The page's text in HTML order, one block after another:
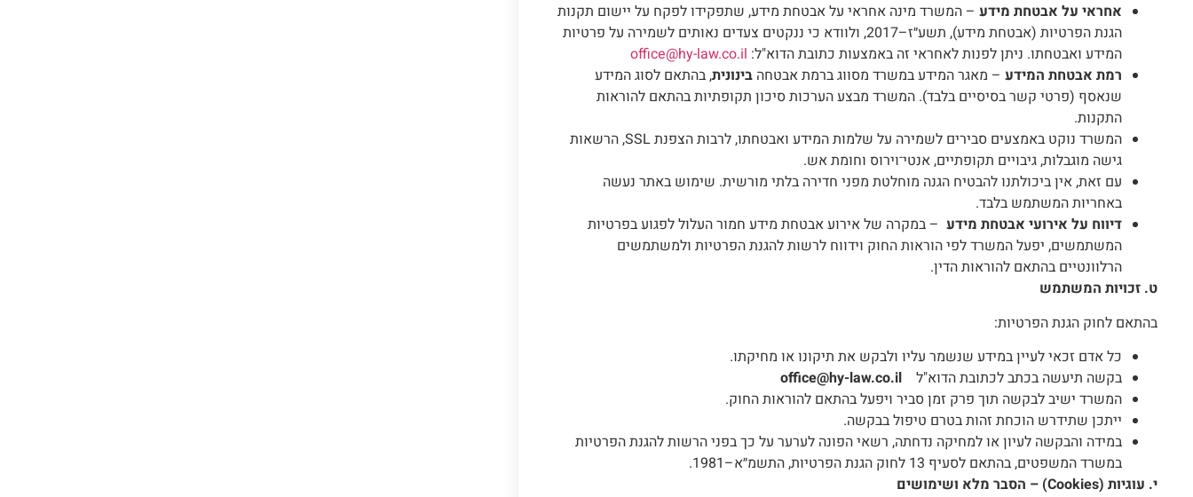
אחראי על אבטחת מידע – המשרד מינה אחראי על אבטחת מידע, שתפקידו לפקח על יישום תקנות
הגנת הפרטיות (אבטחת מידע), תשע״ז–2017, ולוודא כי ננקטים צעדים נאותים לשמירה על פרטיות
המידע ואבטחתו. ניתן לפנות לאחראי זה באמצעות כתובת הדוא"ל: office@hy-law.co.il
רמת אבטחת המידע – מאגר המידע במשרד מסווג ברמת אבטחה בינונית, בהתאם לסוג המידע
שנאסף (פרטי קשר בסיסיים בלבד). המשרד מבצע הערכות סיכון תקופתיות בהתאם להוראות
התקנות.
המשרד נוקט באמצעים סבירים לשמירה על שלמות המידע ואבטחתו, לרבות הצפנת SSL, הרשאות
גישה מוגבלות, גיבויים תקופתיים, אנטי־וירוס וחומת אש.
עם זאת, אין ביכולתנו להבטיח הגנה מוחלטת מפני חדירה בלתי מורשית. שימוש באתר נעשה
באחריות המשתמש בלבד.
דיווח על אירועי אבטחת מידע – במקרה של אירוע אבטחת מידע חמור העלול לפגוע בפרטיות
המשתמשים, יפעל המשרד לפי הוראות החוק וידווח לרשות להגנת הפרטיות ולמשתמשים
הרלוונטיים בהתאם להוראות הדין.
ט. זכויות המשתמש
בהתאם לחוק הגנת הפרטיות:
כל אדם זכאי לעיין במידע שנשמר עליו ולבקש את תיקונו או מחיקתו.
בקשה תיעשה בכתב לכתובת הדוא"ל office@hy-law.co.il
המשרד ישיב לבקשה תוך פרק זמן סביר ויפעל בהתאם להוראות החוק.
ייתכן שתידרש הוכחת זהות בטרם טיפול בבקשה.
במידה והבקשה לעיון או למחיקה נדחתה, רשאי הפונה לערער על כך בפני הרשות להגנת הפרטיות
במשרד המשפטים, בהתאם לסעיף 13 לחוק הגנת הפרטיות, התשמ״א–1981.
י. עוגיות (Cookies) –
הסבר מלא ושימושים